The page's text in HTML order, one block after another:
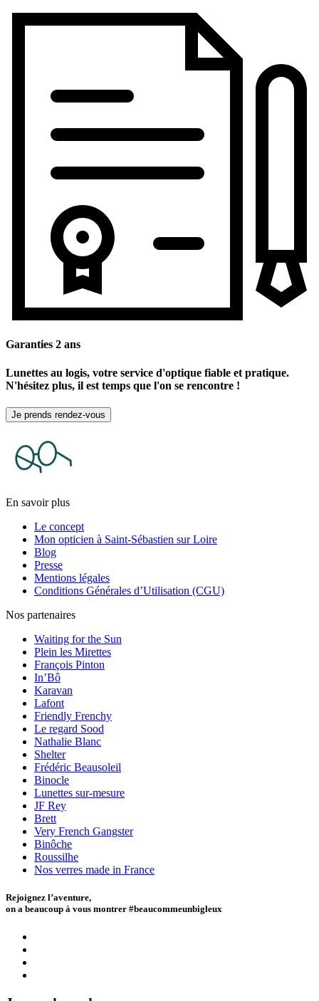
Garanties 2 ans
Lunettes au logis, votre service d'optique fiable et pratique.
N'hésitez plus, il est temps que l'on se rencontre !
Je prends rendez-vous
En savoir plus
Le concept
Mon opticien à Saint-Sébastien sur Loire
Blog
Presse
Mentions légales
Conditions Générales d’Utilisation (CGU)
Nos partenaires
Waiting for the Sun
Plein les Mirettes
François Pinton
In’Bô
Karavan
Lafont
Friendly Frenchy
Le regard Sood
Nathalie Blanc
Shelter
Frédéric Beausoleil
Binocle
Lunettes sur-mesure
JF Rey
Brett
Very French Gangster
Binôche
Roussilhe
Nos verres made in France
Rejoignez l’aventure,
on a beaucoup à vous montrer #beaucommeunbigleux